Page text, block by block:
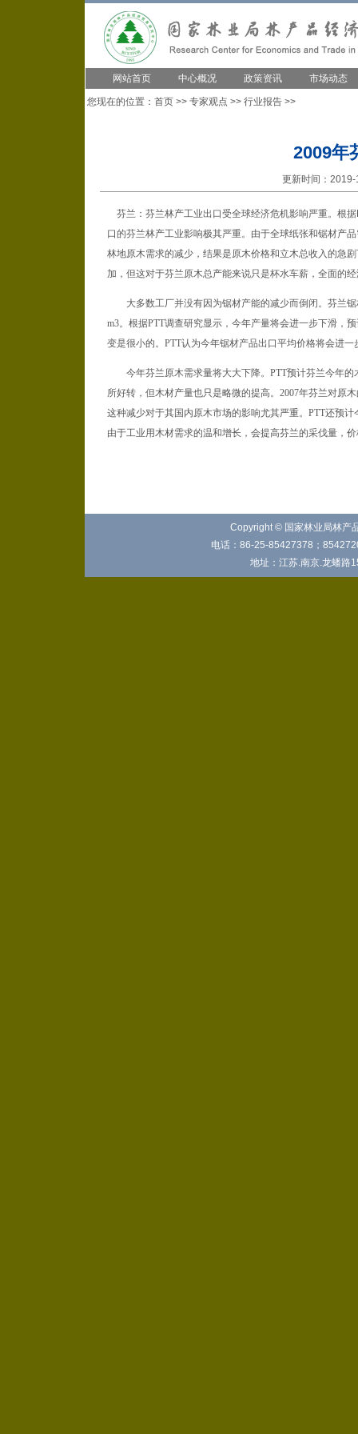
网站首页 中心概况 政策资讯 市场动态
您现在的位置： 首页 >> 专家观点 >> 行业报告 >>
2009年
更新时间：
芬兰：芬兰林产工业出口受全球经济危机影响严重。根
口的芬兰林产工业影响极其严重。由于全球纸张和锯材产
林地原木需求的减少，结果是原木价格和立木总收入的急
加，但这对于芬兰原木总产能来说只是杯水车薪，全面的
大多数工厂并没有因为锯材产能的减少而倒闭。芬兰锯
m3。根据PTT调查研究显示，今年产量将会进一步下滑，
变是很小的。PTT认为今年锯材产品出口平均价格将会进一
今年芬兰原木需求量将大大下降。PTT预计芬兰今年的
所好转，但木材产量也只是略微的提高。2007年芬兰对原
这种减少对于其国内原木市场的影响尤其严重。PTT还预
由于工业用木材需求的温和增长，会提高芬兰的采伐量，
Copyright © 国家林业局林产
电话：86-25-85427378；
地址：江苏.南京.龙蟠路